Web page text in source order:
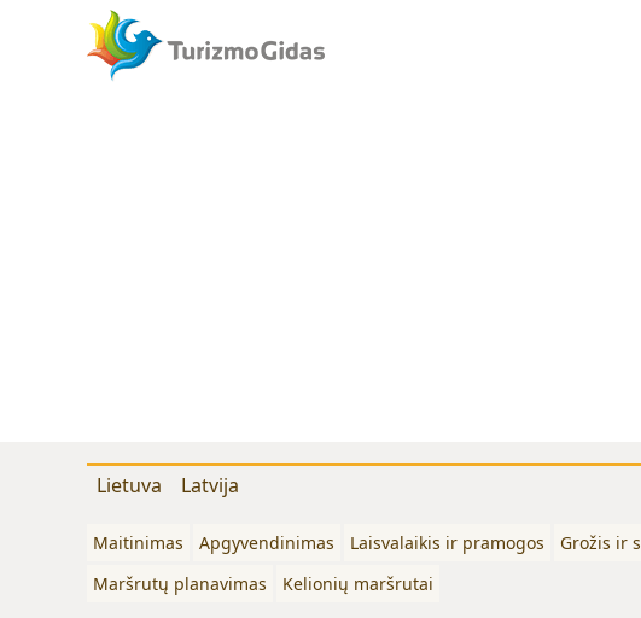
Lietuva Latvija
Maitinimas Apgyvendinimas Laisvalaikis ir pramogos Grožis ir
Maršrutų planavimas
Kelionių maršrutai